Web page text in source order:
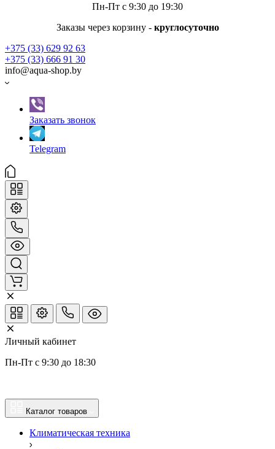
Пн-Пт с 9:30 до 19:30
Заказы через корзину - круглосуточно
+375 (33) 629 92 63
+375 (33) 666 91 30
info@aqua-shop.by
Заказать звонок
Telegram
Личный кабинет
Пн-Пт с 9:30 до 18:30
Каталог товаров
Климатическая техника